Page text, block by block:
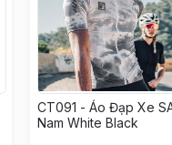
CT091 - Áo Đạp Xe
Nam White Black